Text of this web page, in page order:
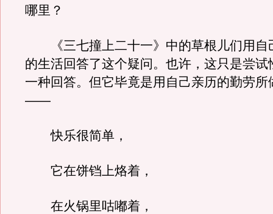
哪里？
《三七撞上二十一》中的草根儿们用自
的生活回答了这个疑问。也许，这只是尝试
一种回答。但它毕竟是用自己亲历的勤劳所
——
快乐很简单，
它在饼铛上烙着，
在火锅里咕嘟着，